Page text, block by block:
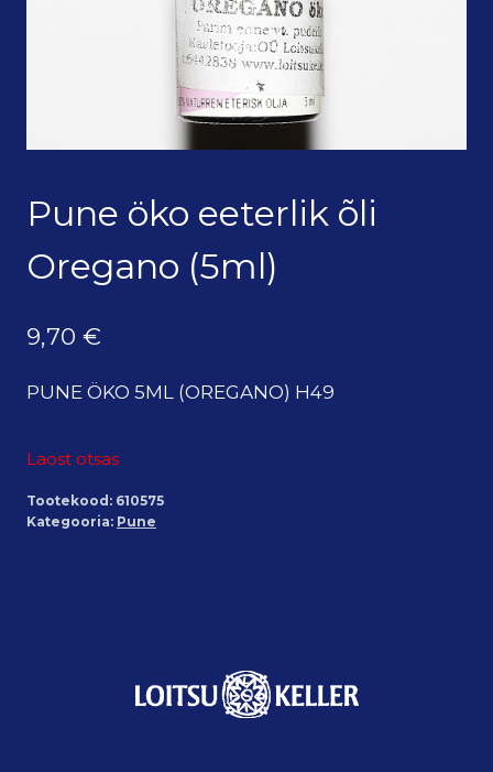
Pune öko eeterlik õli
Oregano (5ml)
9,70 €
PUNE ÖKO 5ML (OREGANO) H49
Laost otsas
Tootekood: 610575
Kategooria: Pune